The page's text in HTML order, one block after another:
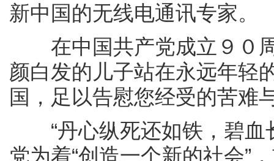
新中国的无线电通讯专家。
在中国共产党成立９０周
颜白发的儿子站在永远年轻
国，足以告慰您经受的苦难
“丹心纵死还如铁，碧血
党为着“创造一个新的社会”